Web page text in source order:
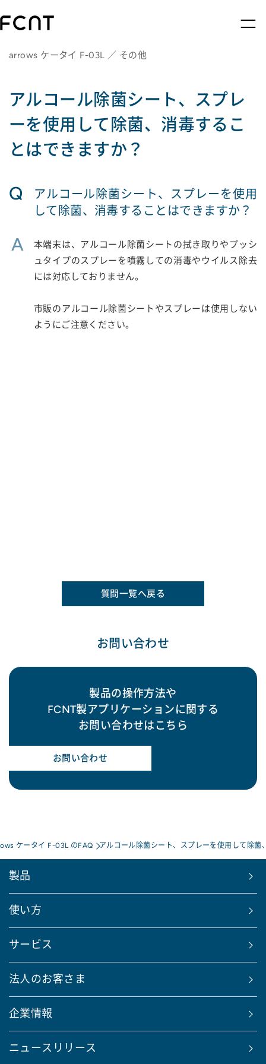
arrows ケータイ F-03L ／ その他
アルコール除菌シート、スプレ
ーを使用して除菌、消毒するこ
とはできますか？
Q
アルコール除菌シート、スプレーを使用
して除菌、消毒することはできますか？
A
本端末は、アルコール除菌シートの拭き取りやプッシ
ュタイプのスプレーを噴霧しての消毒やウイルス除去
には対応しておりません。
市販のアルコール除菌シートやスプレーは使用しない
ようにご注意ください。
質問一覧へ戻る
お問い合わせ
製品の操作方法や
FCNT製アプリケーションに関する
お問い合わせはこちら
お問い合わせ
ケータイ F-03L のFAQ アルコール除菌シート、スプレーを使用して除菌
製品
使い方
サービス
法人のお客さま
企業情報
ニュースリリース